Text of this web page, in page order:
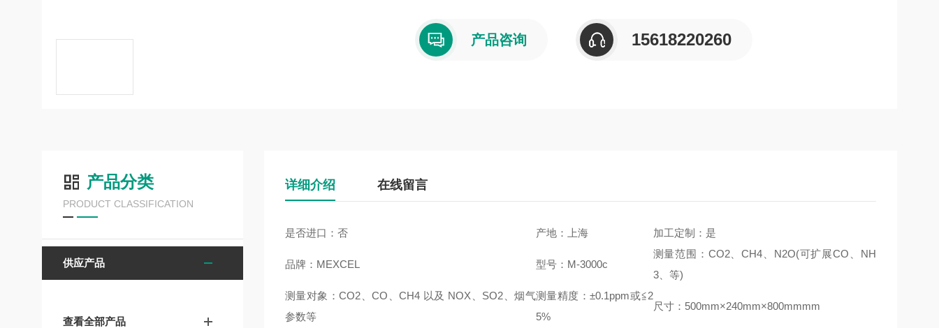
产品咨询 15618220260
产品分类
PRODUCT CLASSIFICATION
供应产品
查看全部产品
详细介绍 在线留言
是否进口：否 产地：上海 加工定制：是
品牌：MEXCEL 型号：M-3000c
测量范围：CO2、CH4、N2O(可扩展CO、NH
3、等)
测量对象：CO2、CO、CH4 以及 NOX、SO2、烟气
参数等
测量精度：±0.1ppm或≦2
5%
尺寸：500mm×240mm×800mmmm